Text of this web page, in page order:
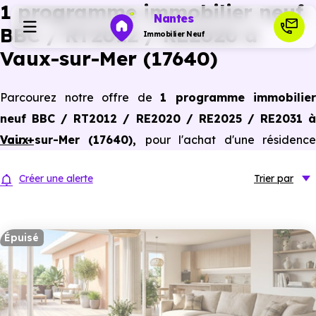
Nantes
Immobilier Neuf
Investir
Ressources
Financer
1 programme immobilier neuf
BBC / RT2012 / RE2020 à
Vaux-sur-Mer (17640)
Parcourez notre offre de 1 programme immobilier
neuf BBC / RT2012 / RE2020 / RE2025 / RE2031 à
Vaux-sur-Mer (17640), pour l'achat d'une résidence
dernières normes de performances énergétiques, pour un
Voir +
Créer une alerte Trier par
Épuisé